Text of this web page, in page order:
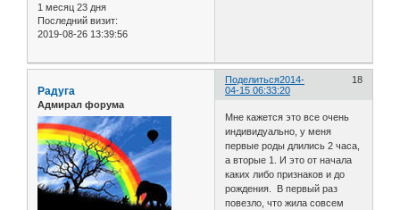
1 месяц 23 дня
Последний визит:
2019-08-26 13:39:56
Поделиться 18
2014-
04-15 06:33:20
Радуга
Адмирал форума
Мне кажется это все очень
индивидуально, у меня
первые роды длились 2 часа,
а вторые 1. И это от начала
каких либо признаков и до
рождения. В первый раз
повезло, что жила совсем